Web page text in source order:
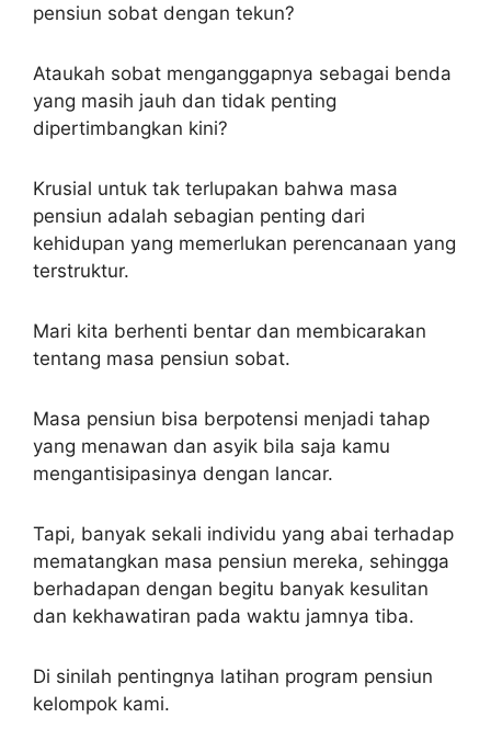
pensiun sobat dengan tekun?
Ataukah sobat menganggapnya sebagai benda
yang masih jauh dan tidak penting
dipertimbangkan kini?
Krusial untuk tak terlupakan bahwa masa
pensiun adalah sebagian penting dari
kehidupan yang memerlukan perencanaan yang
terstruktur.
Mari kita berhenti bentar dan membicarakan
tentang masa pensiun sobat.
Masa pensiun bisa berpotensi menjadi tahap
yang menawan dan asyik bila saja kamu
mengantisipasinya dengan lancar.
Tapi, banyak sekali individu yang abai terhadap
mematangkan masa pensiun mereka, sehingga
berhadapan dengan begitu banyak kesulitan
dan kekhawatiran pada waktu jamnya tiba.
Di sinilah pentingnya latihan program pensiun
kelompok kami.